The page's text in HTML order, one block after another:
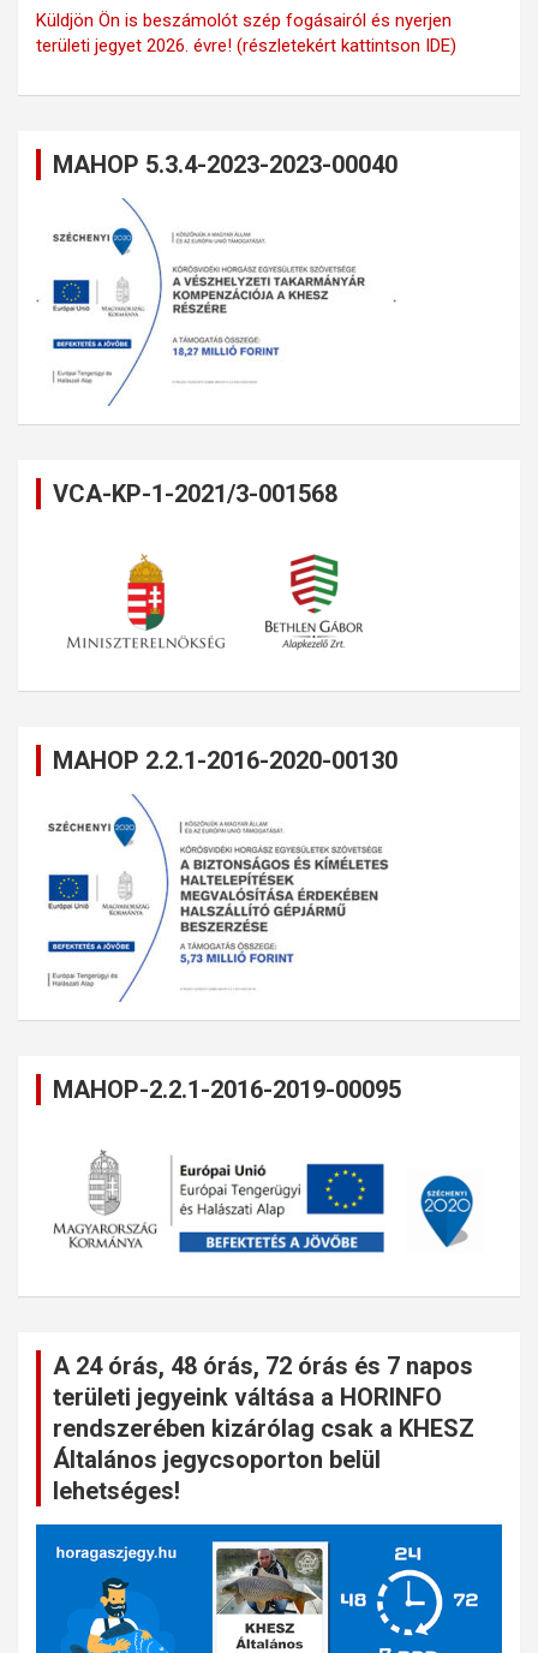
Küldjön Ön is beszámolót szép fogásairól és nyerjen
területi jegyet 2026. évre! (részletekért kattintson IDE)
MAHOP 5.3.4-2023-2023-00040
VCA-KP-1-2021/3-001568
MAHOP 2.2.1-2016-2020-00130
MAHOP-2.2.1-2016-2019-00095
A 24 órás, 48 órás, 72 órás és 7 napos
területi jegyeink váltása a HORINFO
rendszerében kizárólag csak a KHESZ
Általános jegycsoporton belül
lehetséges!